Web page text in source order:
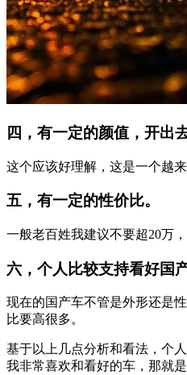
四，有一定的颜值，开出
这个应该好理解，这是一个越
五，有一定的性价比。
一般老百姓我建议不要超20万
六，个人比较支持看好国产
现在的国产车不管是外形还是
比要高很多。
基于以上几点分析和看法，个
我非常喜欢和看好的车，那就是